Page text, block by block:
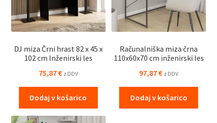
DJ miza Črni hrast 82 x 45 x
102 cm Inženirski les
75,87€ z DDV
Dodaj v košarico
Računalniška miza črna
110x60x70 cm inženirski les
97,87€ z DDV
Dodaj v košarico